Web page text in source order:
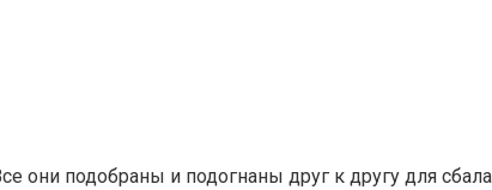
они подобраны и подогнаны друг к другу для